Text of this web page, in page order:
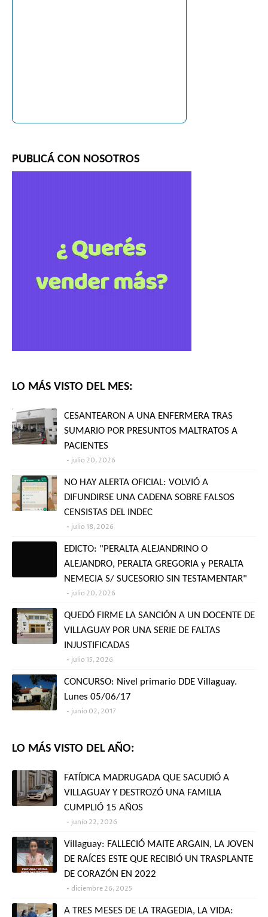
PUBLICÁ CON NOSOTROS
LO MÁS VISTO DEL MES:
CESANTEARON A UNA ENFERMERA TRAS
SUMARIO POR PRESUNTOS MALTRATOS A
PACIENTES
julio 20, 2026
NO HAY ALERTA OFICIAL: VOLVIÓ A
DIFUNDIRSE UNA CADENA SOBRE FALSOS
CENSISTAS DEL INDEC
julio 18, 2026
EDICTO: "PERALTA ALEJANDRINO O
ALEJANDRO, PERALTA GREGORIA y PERALTA
NEMECIA S/ SUCESORIO SIN TESTAMENTAR"
julio 20, 2026
QUEDÓ FIRME LA SANCIÓN A UN DOCENTE DE
VILLAGUAY POR UNA SERIE DE FALTAS
INJUSTIFICADAS
julio 15, 2026
CONCURSO: Nivel primario DDE Villaguay.
Lunes 05/06/17
junio 02, 2017
LO MÁS VISTO DEL AÑO:
FATÍDICA MADRUGADA QUE SACUDIÓ A
VILLAGUAY Y DESTROZÓ UNA FAMILIA
CUMPLIÓ 15 AÑOS
junio 22, 2026
Villaguay: FALLECIÓ MAITE ARGAIN, LA JOVEN
DE RAÍCES ESTE QUE RECIBIÓ UN TRASPLANTE
DE CORAZÓN EN 2022
diciembre 26, 2025
A TRES MESES DE LA TRAGEDIA, LA VIDA: